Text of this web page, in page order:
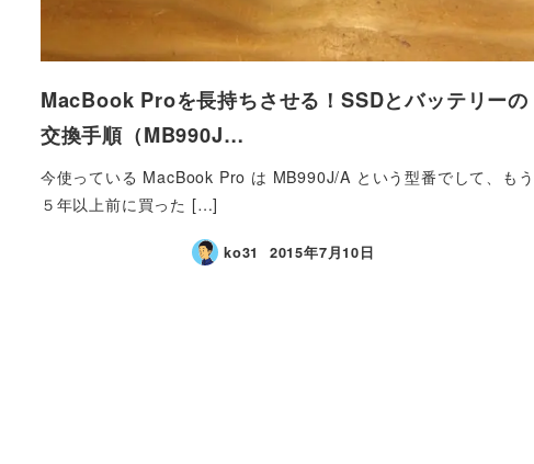
MacBook Proを長持ちさせる！SSDとバッテリーの
交換手順（MB990J…
今使っている MacBook Pro は MB990J/A という型番でして、もう
５年以上前に買った […]
ko31 2015年7月10日